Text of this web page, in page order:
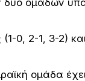
δύο ομάδων
0, 2-1, 3-2)
ομάδα